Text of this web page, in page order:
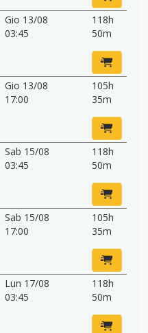
Gio 13/08
03:45
118h
50m
Gio 13/08
17:00
105h
35m
Sab 15/08
03:45
118h
50m
Sab 15/08
17:00
105h
35m
Lun 17/08
03:45
118h
50m